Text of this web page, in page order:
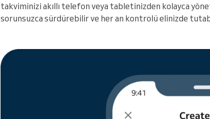
takviminizi akıllı telefon veya tabletinizden kolayca
sorunsuzca sürdürebilir ve her an kontrolü elinizde